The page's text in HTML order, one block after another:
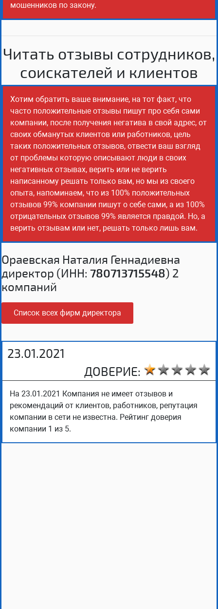
мошенников по закону.
Читать отзывы сотрудников,
соискателей и клиентов
Хотим обратить ваше внимание, на тот факт, что
часто положительные отзывы пишут про себя сами
компании, после получения негатива в свой адрес, от
своих обманутых клиентов или работников, цель
таких положительных отзывов, отвести ваш взгляд
от проблемы которую описывают люди в своих
негативных отзывах, верить или не верить
написанному решать только вам, но мы из своего
опыта, напоминаем, что из 100% положительных
отзывов 99% компании пишут о себе сами, а из 100%
отрицательных отзывов 99% является правдой. Но, а
верить отзывам или нет, решать только лишь вам.
Ораевская Наталия Геннадиевна
директор (ИНН: 780713715548) 2
компаний
Список всех фирм директора
23.01.2021
ДОВЕРИЕ:
На 23.01.2021 Компания не имеет отзывов и
рекомендаций от клиентов, работников, репутация
компании в сети не известна. Рейтинг доверия
компании 1 из 5.